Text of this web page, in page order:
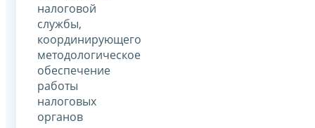
налоговой
службы,
координирующего
методологическое
обеспечение
работы
налоговых
органов